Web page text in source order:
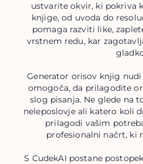
ustvarite okvir, ki pokriva
knjige, od uvoda do
pomaga razviti like,
vrstnem redu, kar
Generator orisov knjig
omogoča, da prilagodite
slog pisanja. Ne glede na
neleposlovje ali katero koli
prilagodi vašim
profesionalni načrt, ki
S CudekAI postane